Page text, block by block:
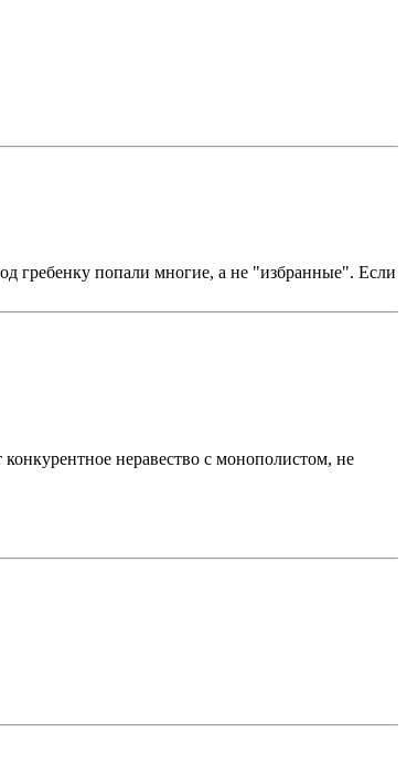
гребенку попали многие, а не "избранные". Если
неравество с монополистом, не